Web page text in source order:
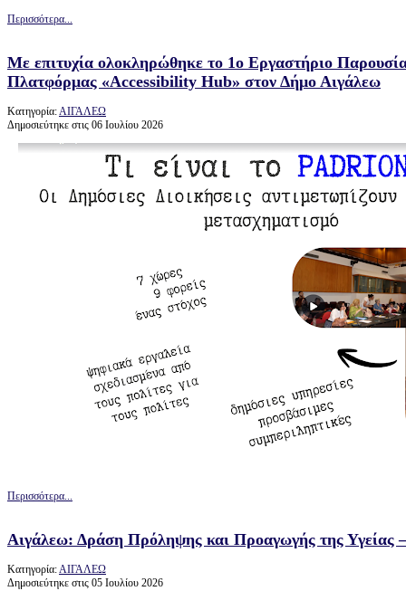
Περισσότερα...
Με επιτυχία ολοκληρώθηκε το 1ο Εργαστήριο
Πλατφόρμας «Accessibility Hub» στον Δήμο Αιγάλεω
Κατηγορία:ΑΙΓΑΛΕΩ
Δημοσιεύτηκε στις 06 Ιουλίου 2026
Περισσότερα...
Αιγάλεω: Δράση Πρόληψης και Προαγωγής της Υγείας
Κατηγορία:ΑΙΓΑΛΕΩ
Δημοσιεύτηκε στις 05 Ιουλίου 2026